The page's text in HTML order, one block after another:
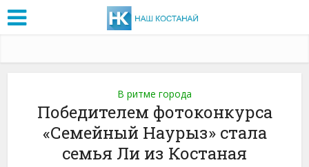
В ритме города
Победителем фотоконкурса
«Семейный Наурыз» стала
семья Ли из Костаная